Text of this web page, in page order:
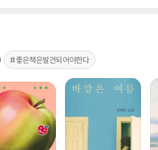
#좋은책은발견되어야한다